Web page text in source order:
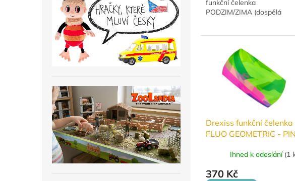
funkční čelenka
PODZIM/ZIMA (dospělá
Drexiss funkční čelenka
FLUO GEOMETRIC -
Ihned k odeslání (1
370 Kč